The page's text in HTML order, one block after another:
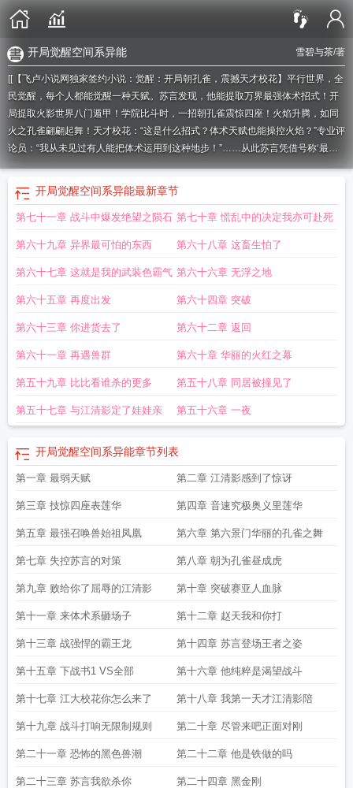
雪碧与茶/著
开局觉醒空间系异能
[[【飞卢小说网独家签约小说：觉醒：开局朝孔雀，震撼天才校花】平行世界，全
民觉醒，每个人都能觉醒一种天赋。苏言发现，他能提取万界最强体术招式！开
局提取火影世界八门遁甲！学院比斗时，一招朝孔雀震惊四座！火焰升腾，如同
火之孔雀翩翩起舞！天才校花：“这是什么招式？体术天赋也能操控火焰？”专业评
论员：“我从未见过有人能把体术运用到这种地步！”……从此苏言凭借号称‘最
弱’的体术天赋，横行天下。八门遁甲，武装色霸气，赛亚人血脉，琦玉限制
器……什么？你说体术最弱？那么，我拳头威力很大，你忍一下！飞卢小说网提
醒您：本小说及人物纯属虚构，如有雷同，纯属巧合，切勿模仿。]如果您喜欢觉
醒：开局朝孔雀，震撼天才校花，别忘记分享给朋友.开局觉醒超神震撼天才校
能开局觉醒全职业觉醒开局朝孔雀震撼天才校花 开局觉醒阅读系统
空间我开局觉醒穿越开局觉醒觉醒开局朝孔雀
开局觉醒空间系异能最新章节
第七十一章 战斗中爆发绝望之陨石 第七十章 慌乱中的决定我亦可赴死
第六十九章 异界最可怕的东西 第六十八章 这畜生怕了
第六十七章 这就是我的武装色霸气 第六十六章 无浮之地
第六十五章 再度出发 第六十四章 突破
第六十三章 你进货去了 第六十二章 返回
第六十一章 再遇兽群 第六十章 华丽的火红之幕
第五十九章 比比看谁杀的更多 第五十八章 同居被撞见了
第五十七章 与江清影定了娃娃亲 第五十六章 一夜
开局觉醒空间系异能章节列表
第一章 最弱天赋 第二章 江清影感到了惊讶
第三章 技惊四座表莲华 第四章 音速究极奥义里莲华
第五章 最强召唤兽始祖凤凰 第六章 第六景门华丽的孔雀之舞
第七章 失控苏言的对策 第八章 朝为孔雀昼成虎
第九章 败给你了屈辱的江清影 第十章 突破赛亚人血脉
第十一章 来体术系砸场子 第十二章 赵天我和你打
第十三章 战强悍的霸王龙 第十四章 苏言登场王者之姿
第十五章 下战书1 VS全部 第十六章 他纯粹是渴望战斗
第十七章 江大校花你怎么来了 第十八章 我第一天才江清影陪
第十九章 战斗打响无限制规则 第二十章 尽管来吧正面对刚
第二十一章 恐怖的黑色兽潮 第二十二章 他是铁做的吗
第二十三章 苏言我欲杀你 第二十四章 黑金刚